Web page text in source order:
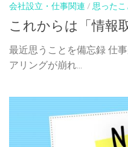
会社設立・仕事関連 / 思ったこ
これからは「情報
最近思うことを備忘録 仕
アリングが崩れ...